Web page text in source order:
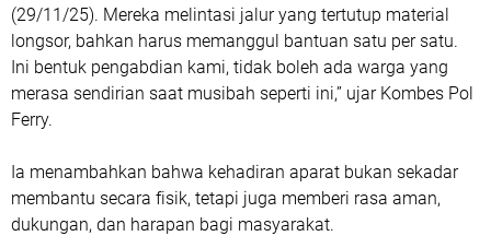
(29/11/25). Mereka melintasi jalur yang tertutup material
longsor, bahkan harus memanggul bantuan satu per satu.
Ini bentuk pengabdian kami, tidak boleh ada warga yang
merasa sendirian saat musibah seperti ini,” ujar Kombes Pol
Ferry.
Ia menambahkan bahwa kehadiran aparat bukan sekadar
membantu secara fisik, tetapi juga memberi rasa aman,
dukungan, dan harapan bagi masyarakat.